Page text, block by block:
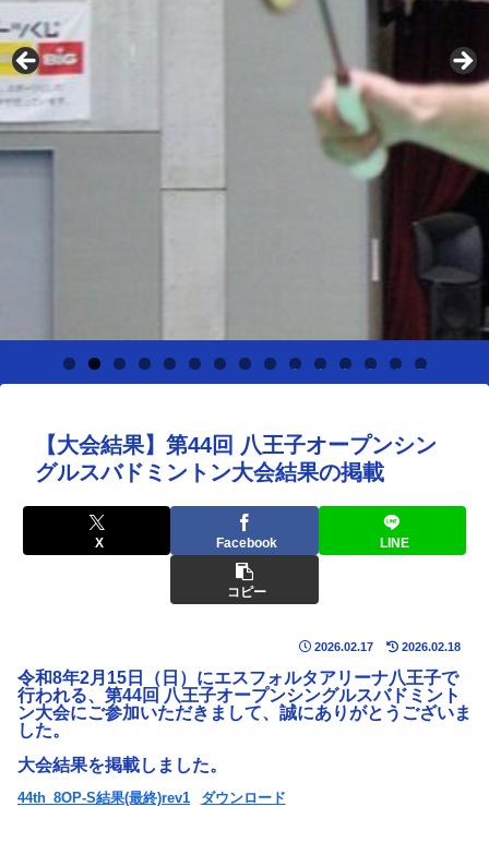
0 1 2 3 4 5
【大会結果】第44回 八王子オープンシン
グルスバドミントン大会結果の掲載
X Facebook LINE
コピー
2026.02.17 2026.02.18
令和8年2月15日（日）にエスフォルタアリーナ八王子で
行われる、第44回 八王子オープンシングルスバドミント
ン大会にご参加いただきまして、誠にありがとうございま
した。
大会結果を掲載しました。
44th_8OP-S結果(最終)rev1 ダウンロード